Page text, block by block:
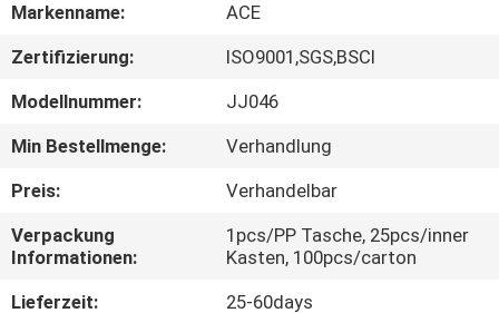
AUSFLUG
QUALITÄTSKONTROLLE
TRETEN
SIE
MIT
Markenname:
ACE
Zertifizierung:
ISO9001,SGS,BSCI
Modellnummer:
JJ046
Min Bestellmenge:
Verhandlung
Preis:
Verhandelbar
Verpackung
Informationen:
1pcs/PP Tasche, 25pcs/inner
Kasten, 100pcs/carton
Lieferzeit:
25-60days